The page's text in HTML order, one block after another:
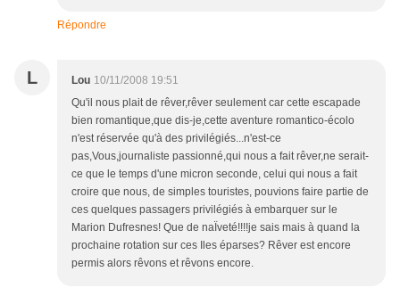
Répondre
L Lou 10/11/2008 19:51
Qu'il nous plait de rêver,rêver seulement car cette escapade
bien romantique,que dis-je,cette aventure romantico-écolo
n'est réservée qu'à des privilégiés...n'est-ce
pas,Vous,journaliste passionné,qui nous a fait rêver,ne serait-
ce que le temps d'une micron seconde, celui qui nous a fait
croire que nous, de simples touristes, pouvions faire partie de
ces quelques passagers privilégiés à embarquer sur le
Marion Dufresnes! Que de naÏveté!!!!je sais mais à quand la
prochaine rotation sur ces Iles éparses? Rêver est encore
permis alors rêvons et rêvons encore.